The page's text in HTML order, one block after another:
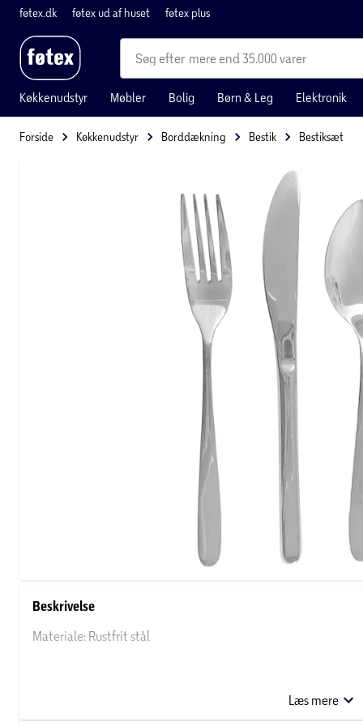
føtex.dk føtex ud af huset føtex plus
mere end 35.000 varer
Køkkenudstyr Møbler Bolig Børn & Leg Elektronik
Forside Køkkenudstyr Borddækning Bestik Bestiksæt
Beskrivelse
Materiale: Rustfrit stål
Tykkelse: 6,5 mm
Læs mere